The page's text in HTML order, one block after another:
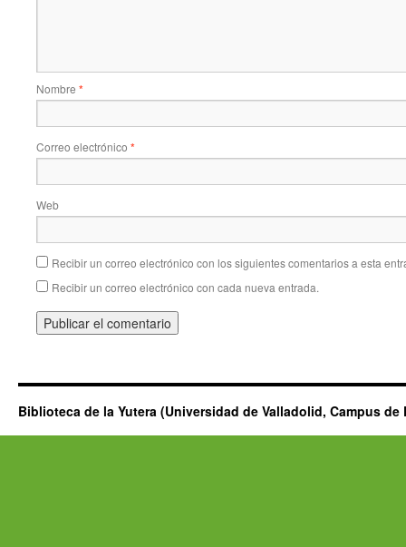
Nombre *
Correo electrónico *
Web
Recibir un correo electrónico con los siguientes comentarios a esta
Recibir un correo electrónico con cada nueva entrada.
Biblioteca de la Yutera (Universidad de Valladolid, Campus de